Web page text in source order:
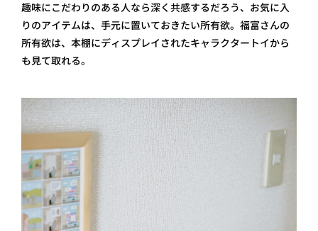
趣味にこだわりのある人なら深く共感するだろう、お気に入
りのアイテムは、手元に置いておきたい所有欲。福富さんの
所有欲は、本棚にディスプレイされたキャラクタートイから
も見て取れる。